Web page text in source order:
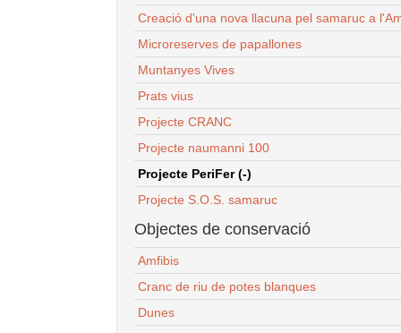
Creació d'una nova llacuna pel samaruc a
Microreserves de papallones
Muntanyes Vives
Prats vius
Projecte CRANC
Projecte naumanni 100
Projecte PeriFer (-)
Projecte S.O.S. samaruc
Objectes de conservació
Amfibis
Cranc de riu de potes blanques
Dunes